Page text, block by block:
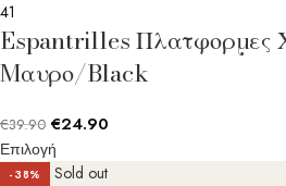
41
Espantrilles Πλατφορμες
Mαυρο/Black
€39.90 €24.90
Επιλογή
-38% Sold out